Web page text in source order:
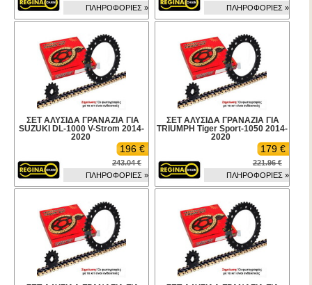
ΠΛΗΡΟΦΟΡΙΕΣ »
ΠΛΗΡΟΦΟΡΙΕΣ »
ΣΕΤ ΑΛΥΣΙΔΑ ΓΡΑΝΑΖΙΑ ΓΙΑ
SUZUKI DL-1000 V-Strom 2014-
2020
196 €
243.04 €
ΠΛΗΡΟΦΟΡΙΕΣ »
ΣΕΤ ΑΛΥΣΙΔΑ ΓΡΑΝΑΖΙΑ ΓΙΑ
TRIUMPH Tiger Sport-1050 2014-
2020
179 €
221.96 €
ΠΛΗΡΟΦΟΡΙΕΣ »